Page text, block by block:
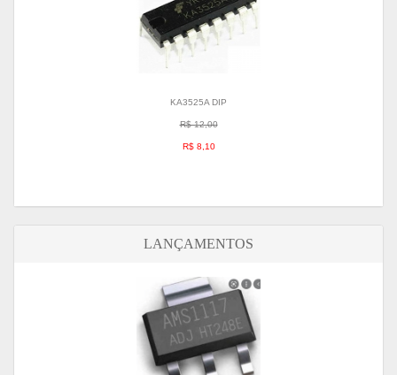
KA3525A DIP
R$ 12,00
R$ 8,10
LANÇAMENTOS